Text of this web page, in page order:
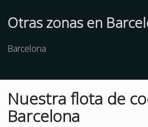
Otraszonasen
Barcelona
Nuestra flota de
Barcelona